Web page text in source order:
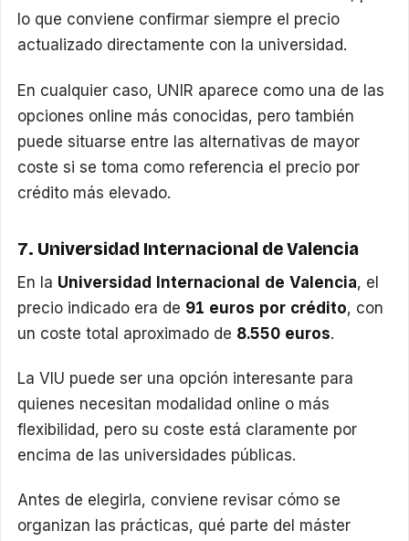
lo que conviene confirmar siempre el precio
actualizado directamente con la universidad.
En cualquier caso, UNIR aparece como una de las
opciones online más conocidas, pero también
puede situarse entre las alternativas de mayor
coste si se toma como referencia el precio por
crédito más elevado.
7. Universidad Internacional de Valencia
En la Universidad Internacional de Valencia, el
precio indicado era de 91 euros por crédito, con
un coste total aproximado de 8.550 euros.
La VIU puede ser una opción interesante para
quienes necesitan modalidad online o más
flexibilidad, pero su coste está claramente por
encima de las universidades públicas.
Antes de elegirla, conviene revisar cómo se
organizan las prácticas, qué parte del máster